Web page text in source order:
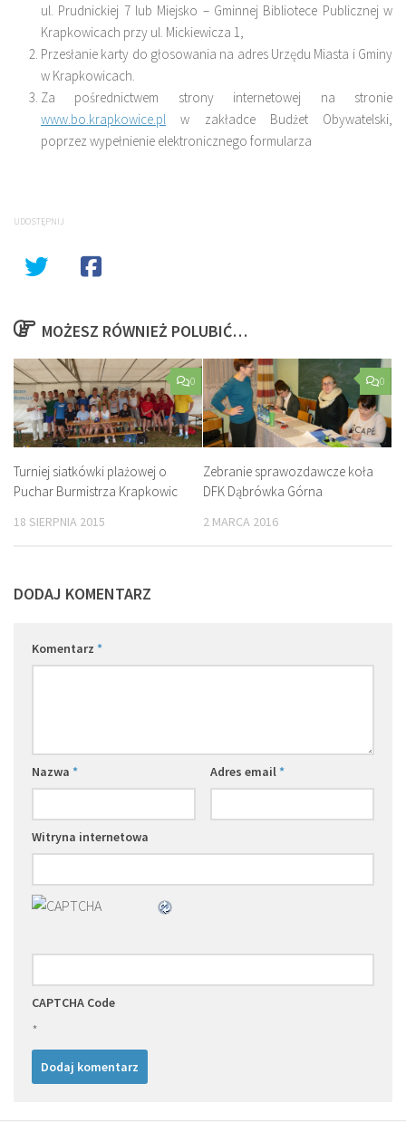
ul. Prudnickiej 7 lub Miejsko – Gminnej Bibliotece Publicznej w
Krapkowicach przy ul. Mickiewicza 1,
Przesłanie karty do głosowania na adres Urzędu Miasta i Gminy
w Krapkowicach.
Za pośrednictwem strony internetowej na stronie
www.bo.krapkowice.pl w zakładce Budżet Obywatelski,
poprzez wypełnienie elektronicznego formularza
UDOSTĘPNIJ
MOŻESZ RÓWNIEŻ POLUBIĆ…
0
Turniej siatkówki plażowej o
Puchar Burmistrza Krapkowic
18 SIERPNIA 2015
0
Zebranie sprawozdawcze koła
DFK Dąbrówka Górna
2 MARCA 2016
DODAJ KOMENTARZ
Komentarz *
Nazwa * Adres email*
Witryna internetowa
CAPTCHA Code
*